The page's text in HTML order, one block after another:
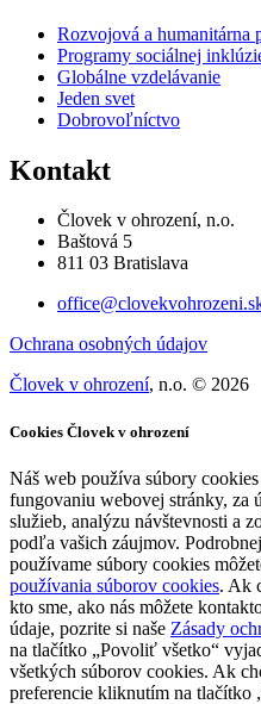
Rozvojová a humanitárna
Programy sociálnej
Globálne vzdelávanie
Jeden svet
Dobrovoľníctvo
Kontakt
Človek v ohrození, n.o.
Baštová 5
811 03 Bratislava
Ochrana osobných údajov
Človek v ohrození, n.o. © 2026
Cookies Človek v ohrození
Náš web používa súbory
fungovaniu webovej stránky, za
služieb, analýzu návštevnosti a
podľa vašich záujmov.
používame súbory cookies
používania súborov cookies. Ak
kto sme, ako nás môžete
údaje, pozrite si naše Zásady
na tlačítko „Povoliť všetko“
všetkých súborov cookies. Ak
preferencie kliknutím na tlačítko